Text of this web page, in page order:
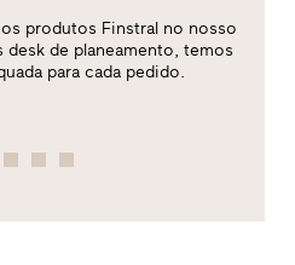
produtos Finstral no nosso
de planeamento, temos
para cada pedido.